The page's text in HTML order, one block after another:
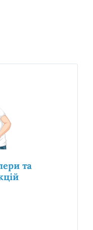
та